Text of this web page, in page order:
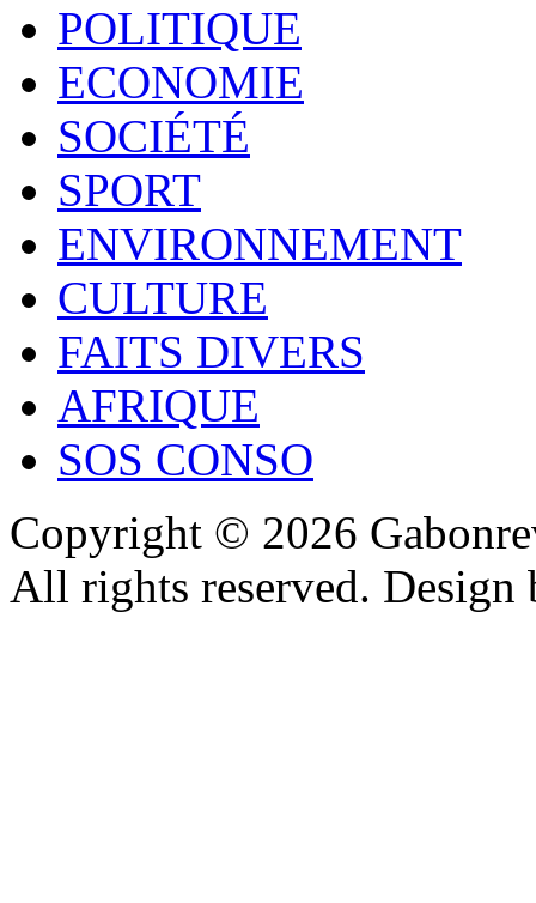
POLITIQUE
ECONOMIE
SOCIÉTÉ
SPORT
ENVIRONNEMENT
CULTURE
FAITS DIVERS
AFRIQUE
SOS CONSO
Copyright © 2026
All rights reserved.